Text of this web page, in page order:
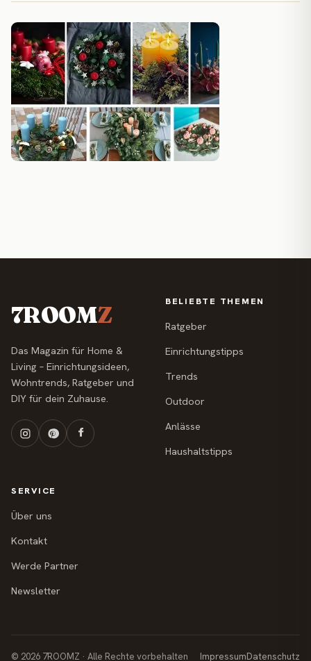
7ROOMZ
Das Magazin für Home &
Living – Einrichtungsideen,
Wohntrends, Ratgeber und
DIY für dein Zuhause.
BELIEBTE THEMEN
Ratgeber
Einrichtungstipps
Trends
Outdoor
Anlässe
Haushaltstipps
SERVICE
Über uns
Kontakt
Werde Partner
Newsletter
© 2026 7ROOMZ · Alle Rechte vorbehalten ImpressumDatenschutz